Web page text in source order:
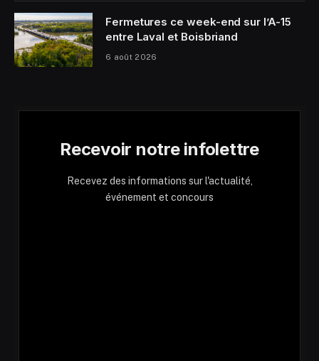
Fermetures ce week-end sur l’A-15
entre Laval et Boisbriand
6 août 2026
Recevoir notre infolettre
Recevez des informations sur l'actualité,
événement et concours